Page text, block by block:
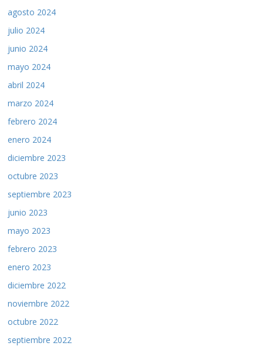
agosto 2024
julio 2024
junio 2024
mayo 2024
abril 2024
marzo 2024
febrero 2024
enero 2024
diciembre 2023
octubre 2023
septiembre 2023
junio 2023
mayo 2023
febrero 2023
enero 2023
diciembre 2022
noviembre 2022
octubre 2022
septiembre 2022